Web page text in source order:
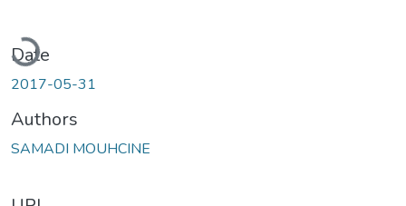
Date
2017-05-31
Authors
SAMADI MOUHCINE